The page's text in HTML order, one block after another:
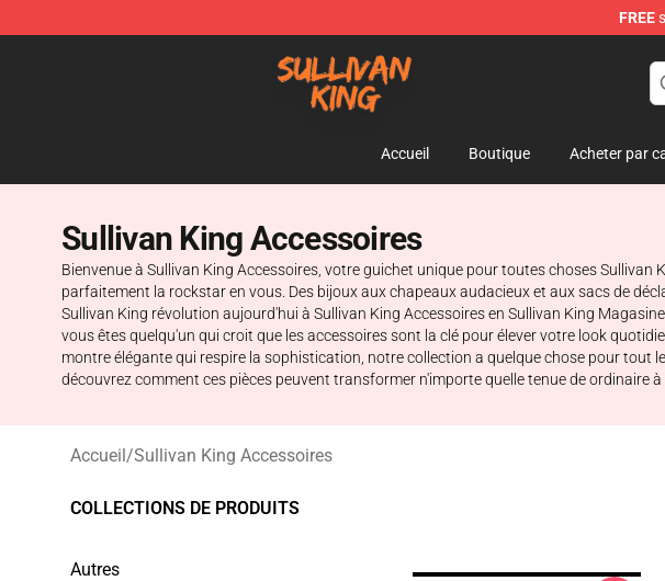
FREE
Sullivan King Shop - Official Sullivan King Merchandise Store
Accueil Boutique Acheter par
Sullivan King Accessoires
Bienvenue à Sullivan King Accessoires, votre guichet unique pour toutes choses
parfaitement la rockstar en vous. Des bijoux aux chapeaux audacieux et aux sacs de
Sullivan King révolution aujourd'hui à Sullivan King Accessoires en Sullivan King
vous êtes quelqu'un qui croit que les accessoires sont la clé pour élever votre look
montre élégante qui respire la sophistication, notre collection a quelque chose pour tout
découvrez comment ces pièces peuvent transformer n'importe quelle tenue de ordinaire à
Accueil/Sullivan King Accessoires
COLLECTIONS DE PRODUITS
Autres